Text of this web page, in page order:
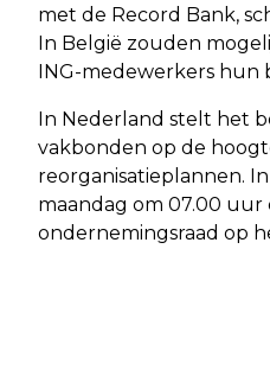
met de Record Bank,
In België zouden
ING-medewerkers hun
In Nederland stelt het
vakbonden op de
reorganisatieplannen.
maandag om 07.00 uur
ondernemingsraad op